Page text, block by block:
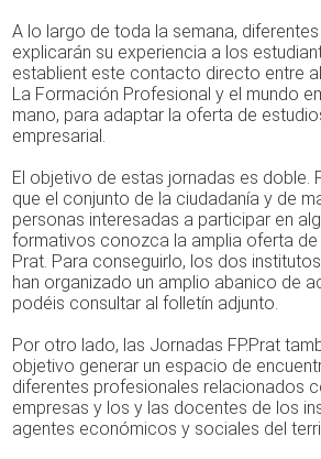
A lo largo de toda la semana,
explicarán su experiencia a los
establient este contacto directo entre
La Formación Profesional y el mundo
mano, para adaptar la oferta de
empresarial.
El objetivo de estas jornadas es doble.
que el conjunto de la ciudadanía y de
personas interesadas a participar en
formativos conozca la amplia oferta de
Prat. Para conseguirlo, los dos
han organizado un amplio abanico de
podéis consultar al folletín adjunto.
Por otro lado, las Jornadas FP.Prat
objetivo generar un espacio de
diferentes profesionales relacionados
empresas y los y las docentes de los
agentes económicos y sociales del